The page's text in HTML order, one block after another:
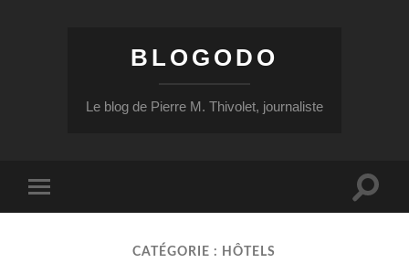
BLOGODO
Le blog de Pierre M. Thivolet, journaliste
mobile
Toggle
CATÉGORIE : HÔTELS